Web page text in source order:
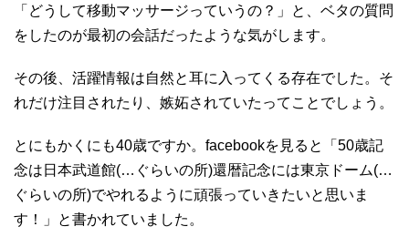
「どうして移動マッサージっていうの？」と、ベタの質問
をしたのが最初の会話だったような気がします。
その後、活躍情報は自然と耳に入ってくる存在でした。そ
れだけ注目されたり、嫉妬されていたってことでしょう。
とにもかくにも40歳ですか。facebookを見ると「50歳記
念は日本武道館(…ぐらいの所)還暦記念には東京ドーム(…
ぐらいの所)でやれるように頑張っていきたいと思いま
す！」と書かれていました。